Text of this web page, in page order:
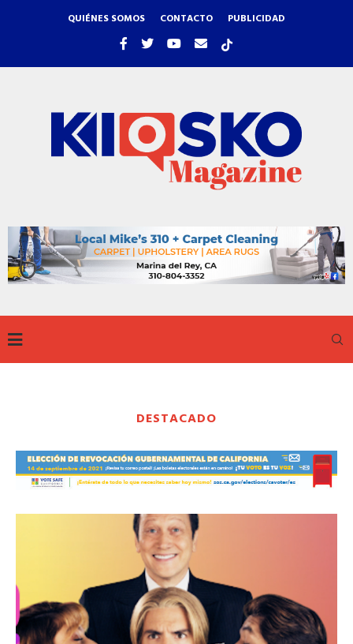
QUIÉNES SOMOS CONTACTO PUBLICIDAD
DESTACADO